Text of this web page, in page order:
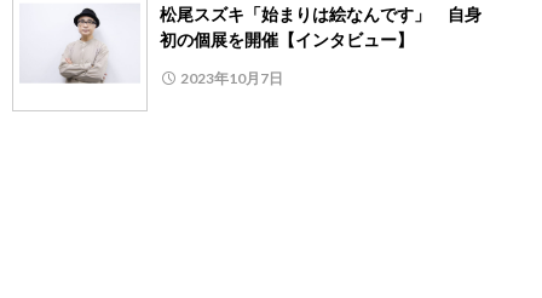
松尾スズキ「始まりは絵なんです」 自身
初の個展を開催【インタビュー】
2023年10月7日